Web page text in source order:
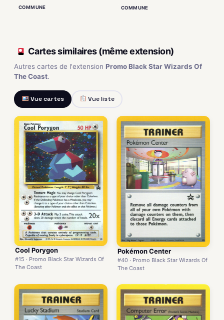
COMMUNE COMMUNE
Cartes similaires (même extension)
Autres cartes de l'extension Promo Black Star Wizards Of
The Coast.
Vue cartes Vue liste
Cool Porygon
#15 · Promo Black Star Wizards Of
The Coast
Pokémon Center
#40 · Promo Black Star Wizards Of
The Coast